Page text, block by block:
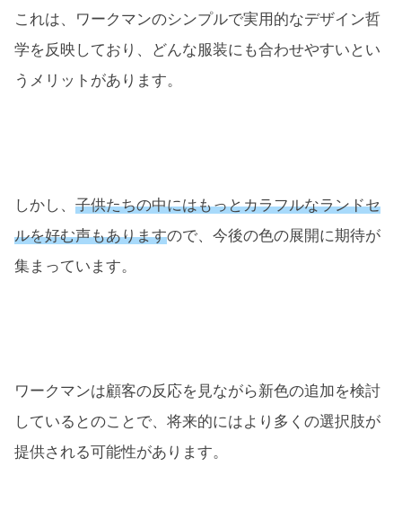
これは、ワークマンのシンプルで実用的なデザイン哲
学を反映しており、どんな服装にも合わせやすいとい
うメリットがあります。
しかし、 子供たちの中にはもっとカラフルなランドセ
ルを好む声もありますので、今後の色の展開に期待が
集まっています。
ワークマンは顧客の反応を見ながら新色の追加を検討
しているとのことで、将来的にはより多くの選択肢が
提供される可能性があります。